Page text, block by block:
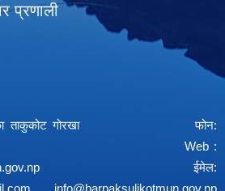
प्रणाली
ताकुकोट गोरखा फोन:
Web :
ईमेल:
info@barpaksulikotmun.gov.np